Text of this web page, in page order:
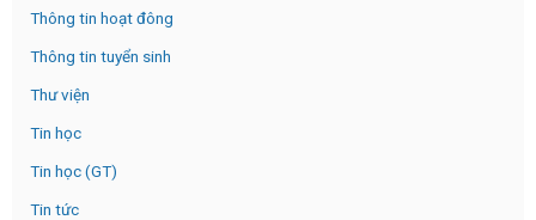
Thông tin hoạt đông
Thông tin tuyển sinh
Thư viện
Tin học
Tin học (GT)
Tin tức